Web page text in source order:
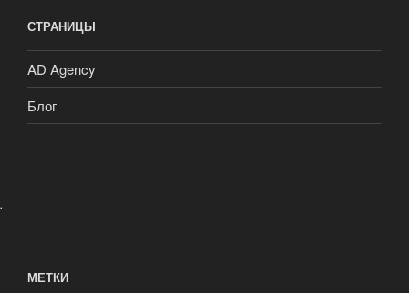
СТРАНИЦЫ
AD Agency
Блог
.
МЕТКИ